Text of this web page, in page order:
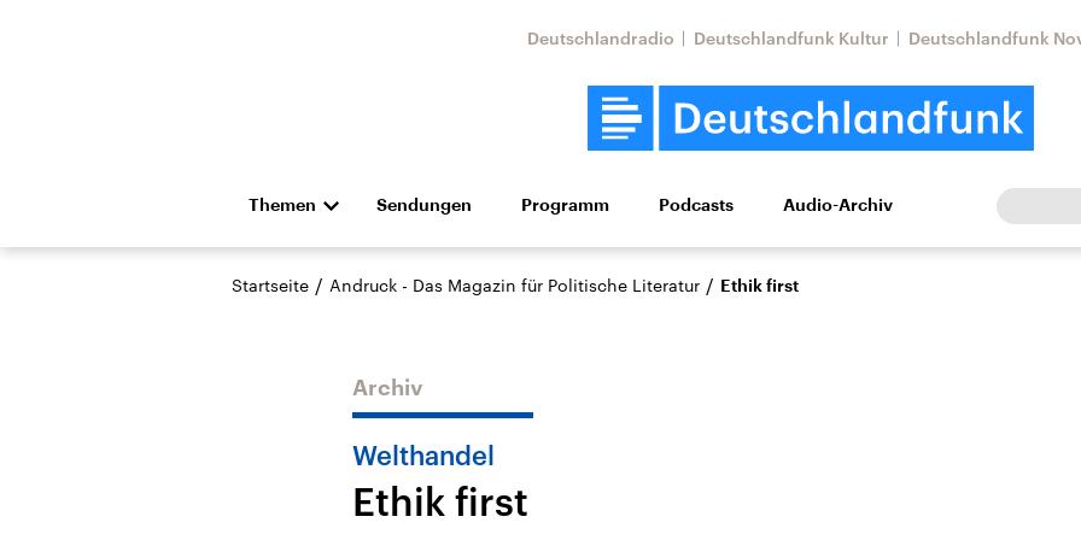
Deutschlandradio Deutschlandfunk Kultur Deutschlandfunk
Themen
Die Nachrichten Politik Wirtschaft Wissen Kultur Europa
Hörspiel und Feature Musik
Landtagswahl Sachsen-
USA
Sendungen Programm Podcasts Audio-Archiv
Startseite / Andruck - Das Magazin für Politische Literatur / Ethik first
Archiv
Welthandel
Ethik first